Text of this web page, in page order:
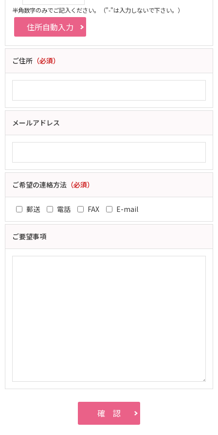
半角数字のみでご記入ください。 （"-"は入力しないで下さい。）
ご住所 （必須）
メールアドレス
ご希望の連絡方法 （必須）
郵送 電話 FAX E-mail
ご要望事項